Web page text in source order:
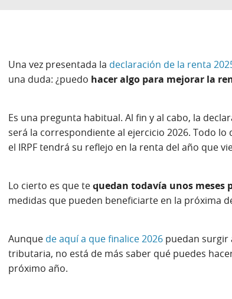
Una vez presentada la declaración de la renta
una duda: ¿puedo hacer algo para mejorar la
Es una pregunta habitual. Al fin y al cabo, la
será la correspondiente al ejercicio 2026. Todo lo
el IRPF tendrá su reflejo en la renta del año que
Lo cierto es que tequedan todavía unos meses
medidas que pueden beneficiarte en la próxima
Aunque de aquí a que finalice 2026puedan surgir
tributaria, no está de más saber qué puedes
próximo año.